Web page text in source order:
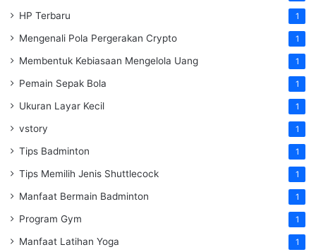
HP Terbaru 1
Mengenali Pola Pergerakan Crypto 1
Membentuk Kebiasaan Mengelola Uang 1
Pemain Sepak Bola 1
Ukuran Layar Kecil 1
vstory 1
Tips Badminton 1
Tips Memilih Jenis Shuttlecock 1
Manfaat Bermain Badminton 1
Program Gym 1
Manfaat Latihan Yoga 1